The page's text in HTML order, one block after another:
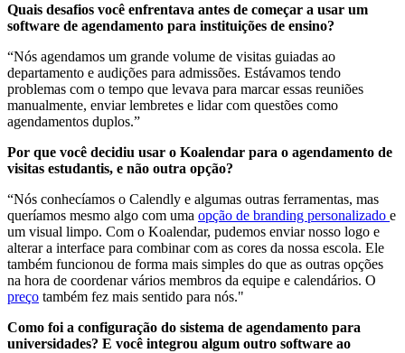
Quais desafios você enfrentava antes de começar a usar um
software de agendamento para instituições de ensino?
“Nós agendamos um grande volume de visitas guiadas ao
departamento e audições para admissões. Estávamos tendo
problemas com o tempo que levava para marcar essas reuniões
manualmente, enviar lembretes e lidar com questões como
agendamentos duplos.”
Por que você decidiu usar o Koalendar para o agendamento de
visitas estudantis, e não outra opção?
“Nós conhecíamos o Calendly e algumas outras ferramentas, mas
queríamos mesmo algo com uma opção de branding personalizado e
um visual limpo. Com o Koalendar, pudemos enviar nosso logo e
alterar a interface para combinar com as cores da nossa escola. Ele
também funcionou de forma mais simples do que as outras opções
na hora de coordenar vários membros da equipe e calendários. O
preço também fez mais sentido para nós."
Como foi a configuração do sistema de agendamento para
universidades? E você integrou algum outro software ao